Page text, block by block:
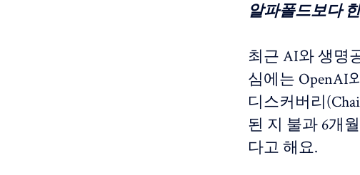
알파폴드보다
최근 AI와 생명
심에는 OpenAI
디스커버리
된 지 불과 6개
다고 해요.